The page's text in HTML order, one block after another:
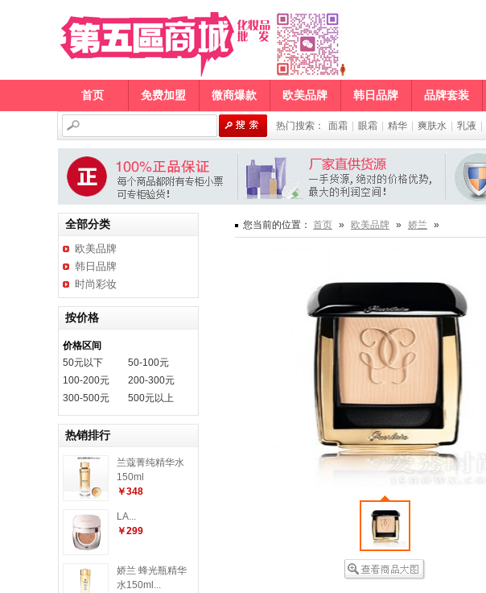
首页 免费加盟 微商爆款 欧美品牌 韩日品牌 品牌套装
热门搜索： 面霜 眼霜 精华 爽肤水 乳液
您当前的位置： 首页 » 欧美品牌 » 娇兰 »
全部分类
欧美品牌
韩日品牌
时尚彩妆
按价格
价格区间
50元以下
50-100元
100-200元
200-300元
300-500元
500元以上
热销排行
兰蔻菁纯精华水
150ml
￥348
LA...
￥299
娇兰 蜂光瓶精华
水150ml...